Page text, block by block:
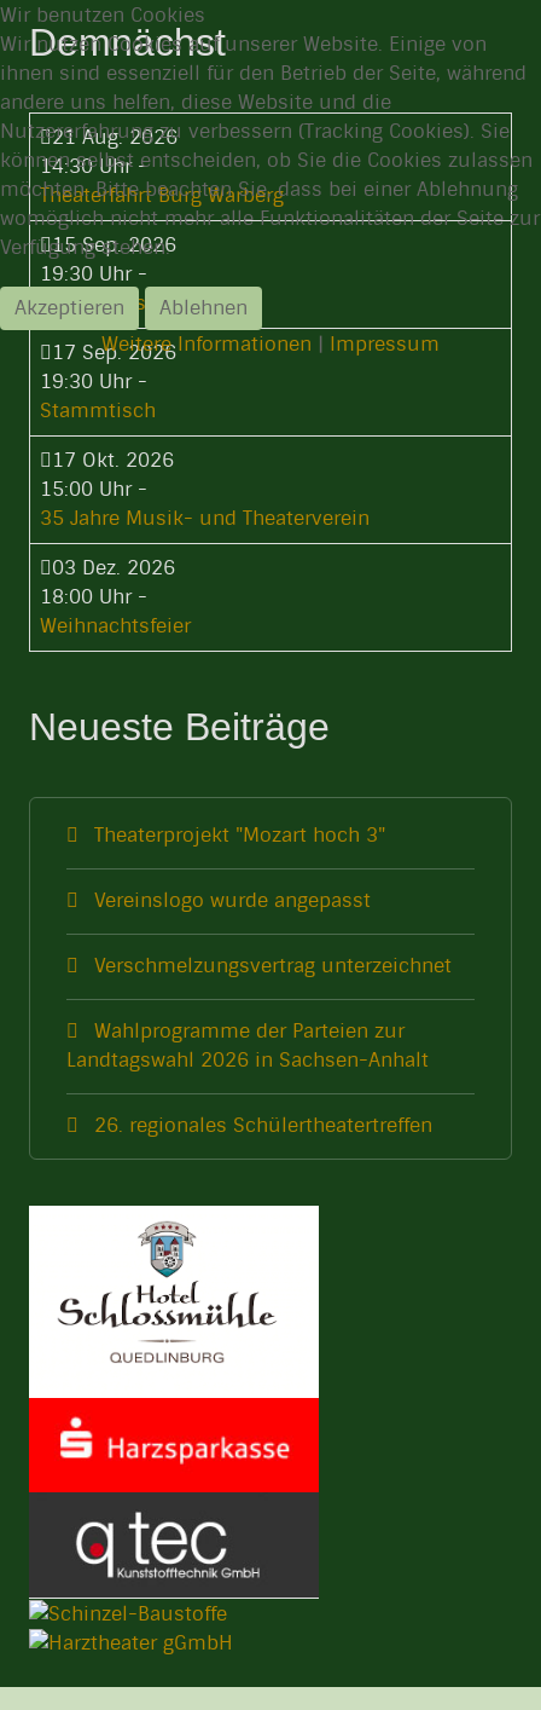
Demnächst
21 Aug. 2026
14:30 Uhr-
Theaterfahrt Burg Warberg
15 Sep. 2026
19:30 Uhr-
Der französiche Wagner
17 Sep. 2026
19:30 Uhr-
Stammtisch
17 Okt. 2026
15:00 Uhr-
35 Jahre Musik- und Theaterverein
03 Dez. 2026
18:00 Uhr-
Weihnachtsfeier
Neueste Beiträge
Theaterprojekt "Mozart hoch 3"
Vereinslogo wurde angepasst
Verschmelzungsvertrag unterzeichnet
Wahlprogramme der Parteien zur
Landtagswahl 2026 in Sachsen-Anhalt
26. regionales Schülertheatertreffen
Wir benutzen Cookies
Wir nutzen Cookies auf unserer Website. Einige von
ihnen sind essenziell für den Betrieb der Seite, während
andere uns helfen, diese Website und die
Nutzererfahrung zu verbessern (Tracking Cookies). Sie
können selbst entscheiden, ob Sie die Cookies zulassen
möchten. Bitte beachten Sie, dass bei einer Ablehnung
womöglich nicht mehr alle Funktionalitäten der Seite zur
Verfügung stehen.
Akzeptieren
Ablehnen
Weitere Informationen | Impressum